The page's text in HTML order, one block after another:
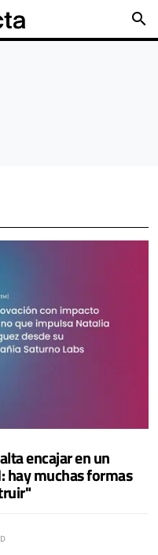
search
encajar en un
hay muchas formas